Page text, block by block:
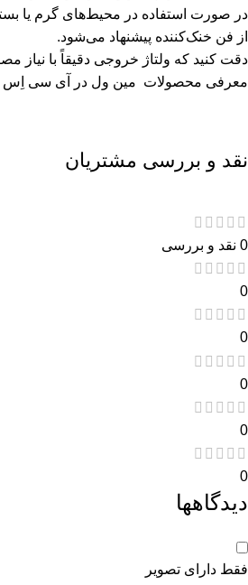
در صورت استفاده در محیط‌های گرم یا
از فن خنک‌کننده پیشنهاد می‌شود.
دقت کنید که ولتاژ خروجی دقیقاً با نیاز
معرفی محصولات مین ول در آی سی
نقد و بررسی مشتریان
0 نقد و بررسی
0
0
0
0
0
دیدگاهها
فقط دارای تصویر